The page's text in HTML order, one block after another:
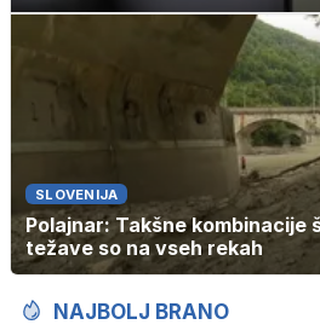
SLOVENIJA
Polajnar: Takšne kombinacije
težave so na vseh rekah
NAJBOLJ BRANO